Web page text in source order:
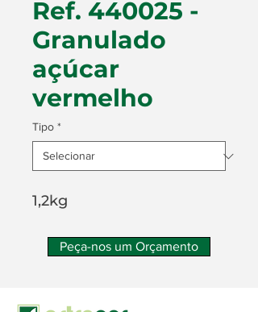
Ref. 440025 -
Granulado
açúcar
vermelho
Tipo *
1,2kg
Peça-nos um Orçamento